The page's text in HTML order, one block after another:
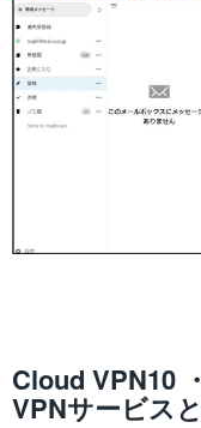
Cloud VPN10
VPNサービス